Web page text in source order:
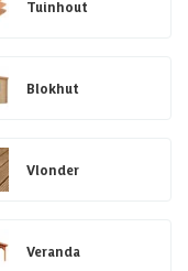
Tuinhout
Blokhut
Vlonder
Veranda